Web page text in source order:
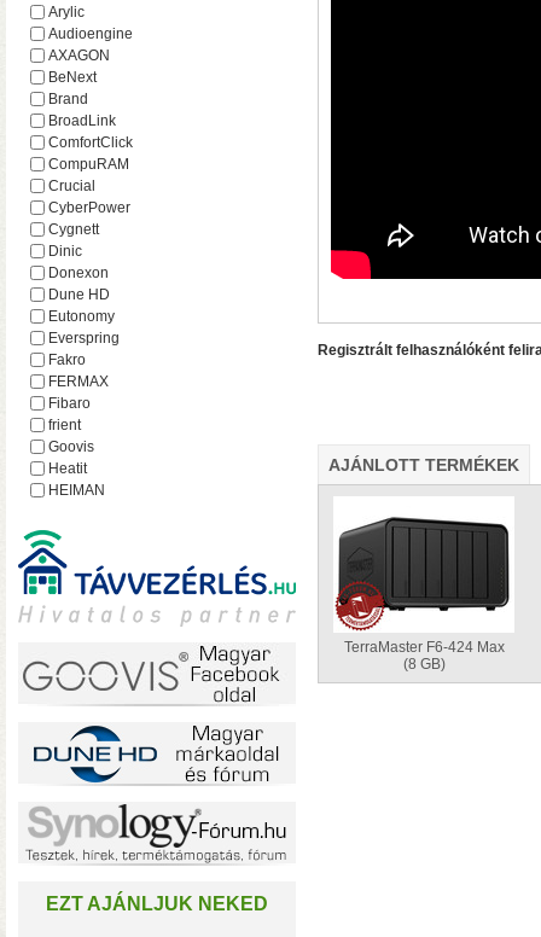
AV1 4K Plus – 4K-s
HDR10 és HDR10+ tartalmak
hálózatról
Regisztrált felhasználóként
AJÁNLOTT TERMÉKEK
TerraMaster F6-424 Max
(8 GB)
Arylic
Audioengine
AXAGON
BeNext
Brand
BroadLink
ComfortClick
CompuRAM
Crucial
CyberPower
Cygnett
Dinic
Donexon
Dune HD
Eutonomy
Everspring
Fakro
FERMAX
Fibaro
frient
Goovis
Heatit
HEIMAN
iEAST
Imperial
Incipio
Lejátszó.hu
Lince
Mean Well
MOHAnet
Nabu Casa
NEO
NEON
Nice
Noname
NorStone
NorthQ
Omega Optical
EZT AJÁNLJUK NEKED